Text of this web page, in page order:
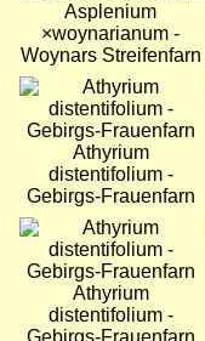
Asplenium
×woynarianum -
Woynars Streifenfarn
Bild
Athyrium
distentifolium -
Gebirgs-Frauenfarn
Bild
Athyrium
distentifolium -
Gebirgs-Frauenfarn